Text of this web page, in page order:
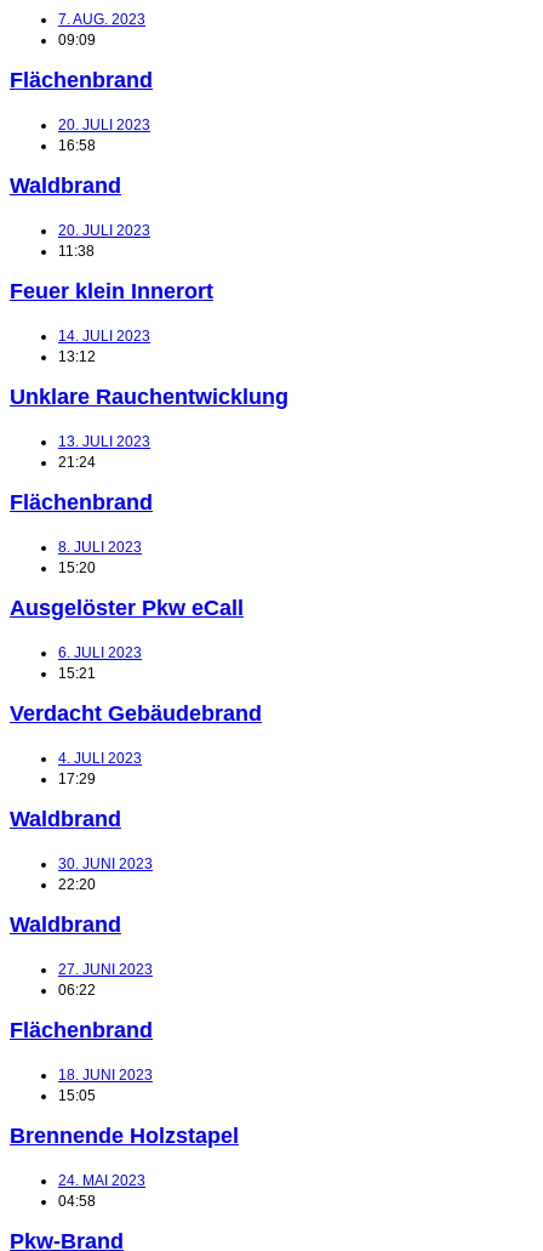
7. AUG. 2023
09:09
Flächenbrand
20. JULI 2023
16:58
Waldbrand
20. JULI 2023
11:38
Feuer klein Innerort
14. JULI 2023
13:12
Unklare Rauchentwicklung
13. JULI 2023
21:24
Flächenbrand
8. JULI 2023
15:20
Ausgelöster Pkw eCall
6. JULI 2023
15:21
Verdacht Gebäudebrand
4. JULI 2023
17:29
Waldbrand
30. JUNI 2023
22:20
Waldbrand
27. JUNI 2023
06:22
Flächenbrand
18. JUNI 2023
15:05
Brennende Holzstapel
24. MAI 2023
04:58
Pkw-Brand